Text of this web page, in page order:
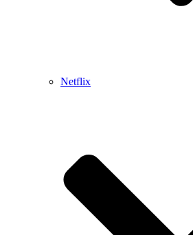
Netflix